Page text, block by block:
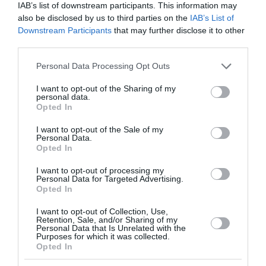
IAB’s list of downstream participants. This information may
also be disclosed by us to third parties on the IAB’s List of
Downstream Participants that may further disclose it to other
Please note that this website/app uses one or more Google
not limited to your visit or usage behaviour. You may click to
grant or deny consent to Google and its third-party tags to
use your data for below specified purposes in below Google
consent section.
Personal Data Processing Opt Outs
I want to opt-out of the Sharing of my
personal data.
Opted In
I want to opt-out of the Sale of my
Personal Data.
Opted In
I want to opt-out of processing my
Personal Data for Targeted Advertising.
Opted In
I want to opt-out of Collection, Use,
Retention, Sale, and/or Sharing of my
Personal Data that Is Unrelated with the
Purposes for which it was collected.
Opted In
18:33 | 06 Αυγούστου 2026 Οικονομία
Ποιες αλλαγές φέρνει στη
διακίνηση αγροτικών προϊόντων
το ψηφιακό δελτίο αποστολής